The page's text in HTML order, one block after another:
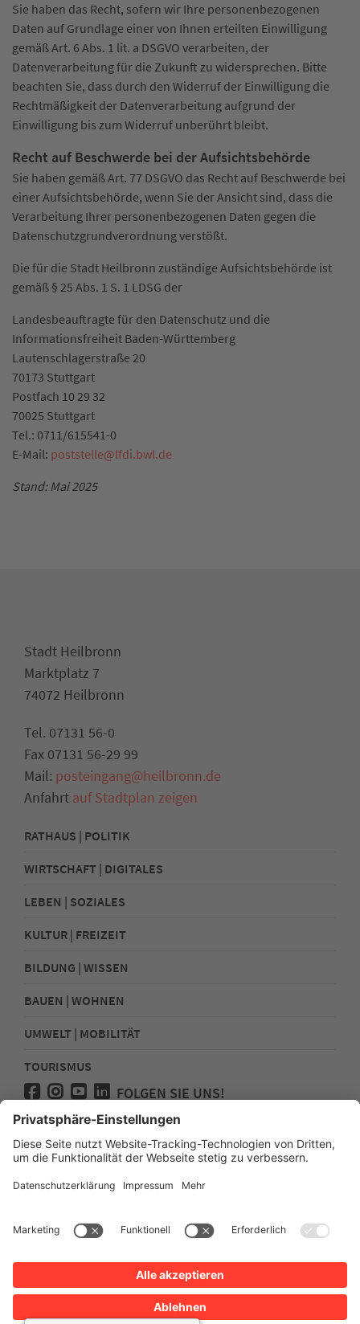
Sie haben das Recht, sofern wir Ihre personenbezogenen
Daten auf Grundlage einer von Ihnen erteilten Einwilligung
gemäß Art. 6 Abs. 1 lit. a DSGVO verarbeiten, der
Datenverarbeitung für die Zukunft zu widersprechen. Bitte
beachten Sie, dass durch den Widerruf der Einwilligung die
Rechtmäßigkeit der Datenverarbeitung aufgrund der
Einwilligung bis zum Widerruf unberührt bleibt.
Recht auf Beschwerde bei der Aufsichtsbehörde
Sie haben gemäß Art. 77 DSGVO das Recht auf Beschwerde bei
einer Aufsichtsbehörde, wenn Sie der Ansicht sind, dass die
Verarbeitung Ihrer personenbezogenen Daten gegen die
Datenschutzgrundverordnung verstößt.
Die für die Stadt Heilbronn zuständige Aufsichtsbehörde ist
gemäß § 25 Abs. 1 S. 1 LDSG der
Landesbeauftragte für den Datenschutz und die
Informationsfreiheit Baden-Württemberg
Lautenschlagerstraße 20
70173 Stuttgart
Postfach 10 29 32
70025 Stuttgart
Tel.: 0711/615541-0
E-Mail: poststelle@lfdi.bwl.de
Stand: Mai 2025
Stadt Heilbronn
Marktplatz 7
74072 Heilbronn
Tel. 07131 56-0
Fax 07131 56-29 99
Mail: posteingang@heilbronn.de
Anfahrt auf Stadtplan zeigen
RATHAUS | POLITIK
WIRTSCHAFT | DIGITALES
LEBEN | SOZIALES
KULTUR | FREIZEIT
BILDUNG | WISSEN
BAUEN | WOHNEN
UMWELT | MOBILITÄT
TOURISMUS
FOLGEN SIE UNS!
Presse
Kontakt
Impressum
Sitemap